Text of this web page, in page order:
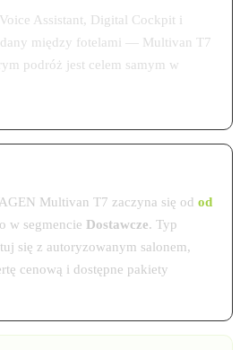
Assistant, Digital Cockpit i
między fotelami — Multivan T7
podróż jest celem samym w
Multivan T7 zaczyna się od od
w segmencie Dostawcze. Typ
się z autoryzowanym salonem,
cenową i dostępne pakiety